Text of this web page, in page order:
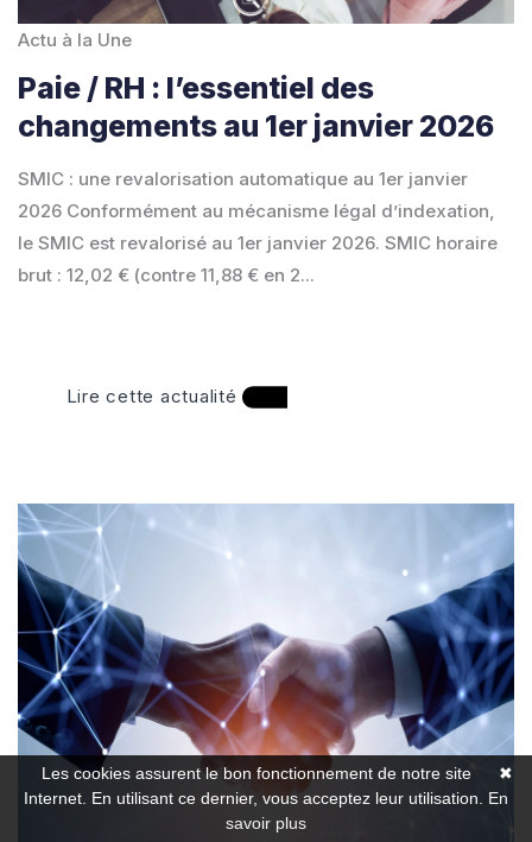
Actu à la Une
Paie / RH : l’essentiel des
changements au 1er janvier 2026
SMIC : une revalorisation automatique au 1er janvier
2026 Conformément au mécanisme légal d’indexation,
le SMIC est revalorisé au 1er janvier 2026. SMIC horaire
brut : 12,02 € (contre 11,88 € en 2...
Lire cette actualité
✖
Les cookies assurent le bon fonctionnement de notre site
Internet. En utilisant ce dernier, vous acceptez leur utilisation. En
savoir plus